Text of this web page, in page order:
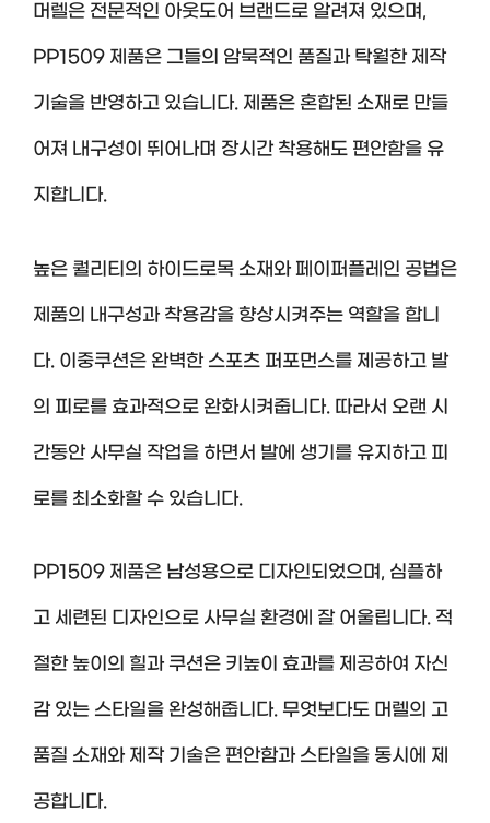
머렐은 전문적인 아웃도어 브랜드로 알려져 있으며,
PP1509 제품은 그들의 암묵적인 품질과 탁월한 제작
기술을 반영하고 있습니다. 제품은 혼합된 소재로 만들
어져 내구성이 뛰어나며 장시간 착용해도 편안함을 유
지합니다.
높은 퀄리티의 하이드로목 소재와 페이퍼플레인 공법은
제품의 내구성과 착용감을 향상시켜주는 역할을 합니
다. 이중쿠션은 완벽한 스포츠 퍼포먼스를 제공하고 발
의 피로를 효과적으로 완화시켜줍니다. 따라서 오랜 시
간동안 사무실 작업을 하면서 발에 생기를 유지하고 피
로를 최소화할 수 있습니다.
PP1509 제품은 남성용으로 디자인되었으며, 심플하
고 세련된 디자인으로 사무실 환경에 잘 어울립니다. 적
절한 높이의 힐과 쿠션은 키높이 효과를 제공하여 자신
감 있는 스타일을 완성해줍니다. 무엇보다도 머렐의 고
품질 소재와 제작 기술은 편안함과 스타일을 동시에 제
공합니다.